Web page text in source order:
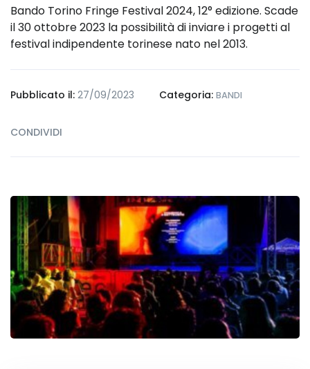
Bando Torino Fringe Festival 2024, 12° edizione. Scade
il 30 ottobre 2023 la possibilità di inviare i progetti al
festival indipendente torinese nato nel 2013.
Pubblicato il: 27/09/2023 Categoria: BANDI
CONDIVIDI